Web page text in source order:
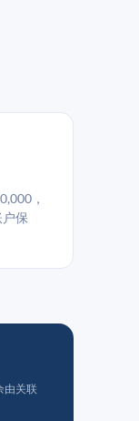
，
保
由关联